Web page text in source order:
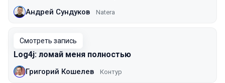
Андрей Сундуков Natera
Смотреть запись
Log4j: ломай меня полностью
Григорий Кошелев Контур